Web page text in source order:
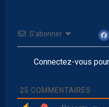
S’abonner
Connectez-vous
25 COMMENTAIRES